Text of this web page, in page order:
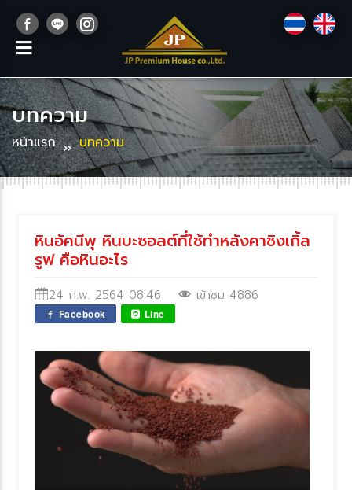
บทความ
หน้าแรก บทความ
หินอัคนีพุ หินบะซอลต์ที่ใช้ทำหลังคาชิงเกิ้ล
รูฟ คือหินอะไร
24 ก.พ. 2564 08:46 เข้าชม 4886
Facebook Line